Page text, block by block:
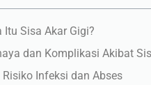
Itu Sisa Akar Gigi?
dan Komplikasi Akibat
Risiko Infeksi dan Abses